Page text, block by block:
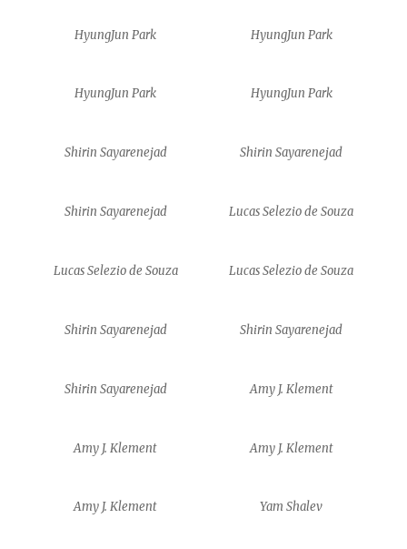
HyungJun Park HyungJun Park
HyungJun Park HyungJun Park
Shirin Sayarenejad Shirin Sayarenejad
Shirin Sayarenejad Lucas Selezio de Souza
Lucas Selezio de Souza Lucas Selezio de Souza
Shirin Sayarenejad Shirin Sayarenejad
Shirin Sayarenejad Amy J. Klement
Amy J. Klement Amy J. Klement
Amy J. Klement Yam Shalev